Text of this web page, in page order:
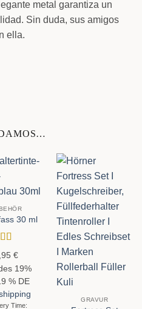
metal garantiza un
Sin duda, sus amigos
ella.
30 ml
de 5
€
19%
% DE
Time:
GRAVUR